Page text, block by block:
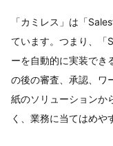
「カミレス」は「
ています。つまり、「
ーを自動的に実装でき
の後の審査、承認、ワ
紙のソリューションか
く、業務に当てはめや